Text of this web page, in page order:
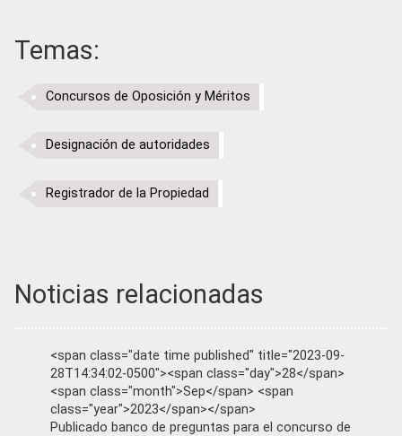
Temas:
Concursos de Oposición y Méritos
Designación de autoridades
Registrador de la Propiedad
Noticias relacionadas
<span class="date time published" title="2023-09-
28T14:34:02-0500"><span class="day">28</span>
<span class="month">Sep</span> <span
class="year">2023</span></span>
Publicado banco de preguntas para el concurso de